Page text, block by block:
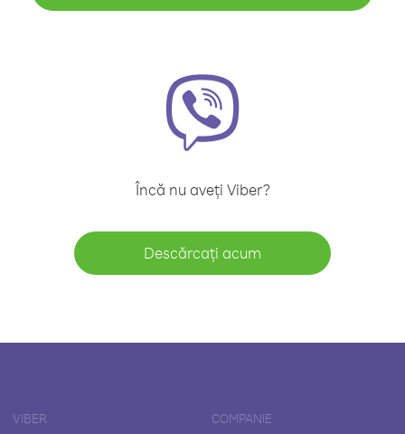
Încă nu aveți Viber?
Descărcați acum
VIBER COMPANIE